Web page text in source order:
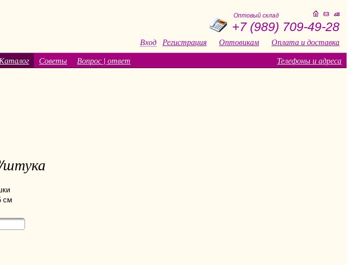
Оптовый склад
+7 (989) 709-49-28
Вход Регистрация Оптовикам
Оплата и доставка
Телефоны и адреса
Каталог Советы Вопрос | ответ
см